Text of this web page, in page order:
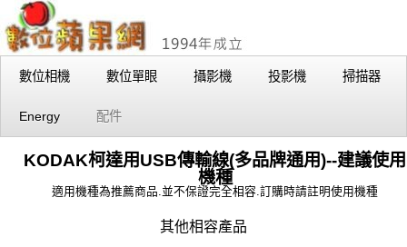
數位相機 數位單眼 攝影機 投影機 掃描器
Energy 配件
KODAK柯達用USB傳輸線(多品牌通用)--建議使用
機種
適用機種為推薦商品.並不保證完全相容.訂購時請註明使用機種
其他相容產品